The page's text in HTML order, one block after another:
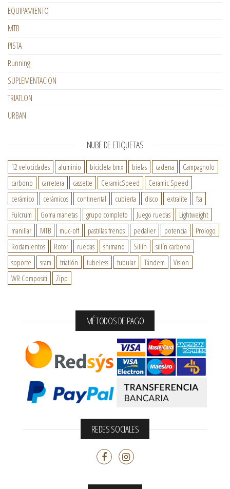
EQUIPAMIENTO
MTB
PISTA
Running
SUPLEMENTACION
TRIATLON
URBAN
NUBE DE ETIQUETAS
12 velocidades aluminio bicicleta bmx bielas cadena
Campagnolo
carbono
carretera cassette CeramicSpeed
Ceramic Speed
cerámico
cerámicos continental cubierta disco extralite
fsa
Fulcrum
Goma manetas grupo completo Juego ruedas
Lightweight
manillar
MTB muc-off pastillas frenos pedalier potencia
Prologo
Rodamientos
Rotor ruedas shimano Sillín
sillín carbono
soporte
sram triatlón tubeless tubular Tándem
Vision
WR Compositi
Zipp
MÉTODOS DE PAGO
REDES SOCIALES